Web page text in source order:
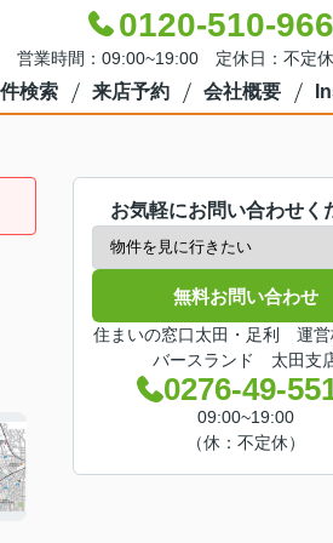
0120-510-966
営業時間：09:00~19:00 定休日：不定休
検索 来店予約 会社概要
お気軽にお問い合わせく
無料お問い合わせ
住まいの窓口太田・足利 運営
バースランド 太田支
0276-49-
09:00~19:00
（休：不定休）